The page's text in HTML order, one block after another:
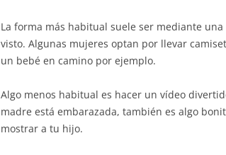
La forma más habitual suele ser mediante
visto. Algunas mujeres optan por llevar
un bebé en camino por ejemplo.
Algo menos habitual es hacer un vídeo
madre está embarazada, también es algo
mostrar a tu hijo.